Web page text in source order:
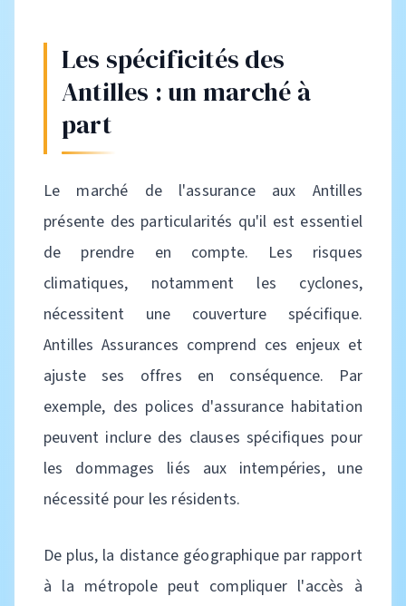
Les spécificités des
Antilles : un marché à
part
Le marché de l'assurance aux Antilles
présente des particularités qu'il est essentiel
de prendre en compte. Les risques
climatiques, notamment les cyclones,
nécessitent une couverture spécifique.
Antilles Assurances comprend ces enjeux et
ajuste ses offres en conséquence. Par
exemple, des polices d'assurance habitation
peuvent inclure des clauses spécifiques pour
les dommages liés aux intempéries, une
nécessité pour les résidents.
De plus, la distance géographique par rapport
à la métropole peut compliquer l'accès à